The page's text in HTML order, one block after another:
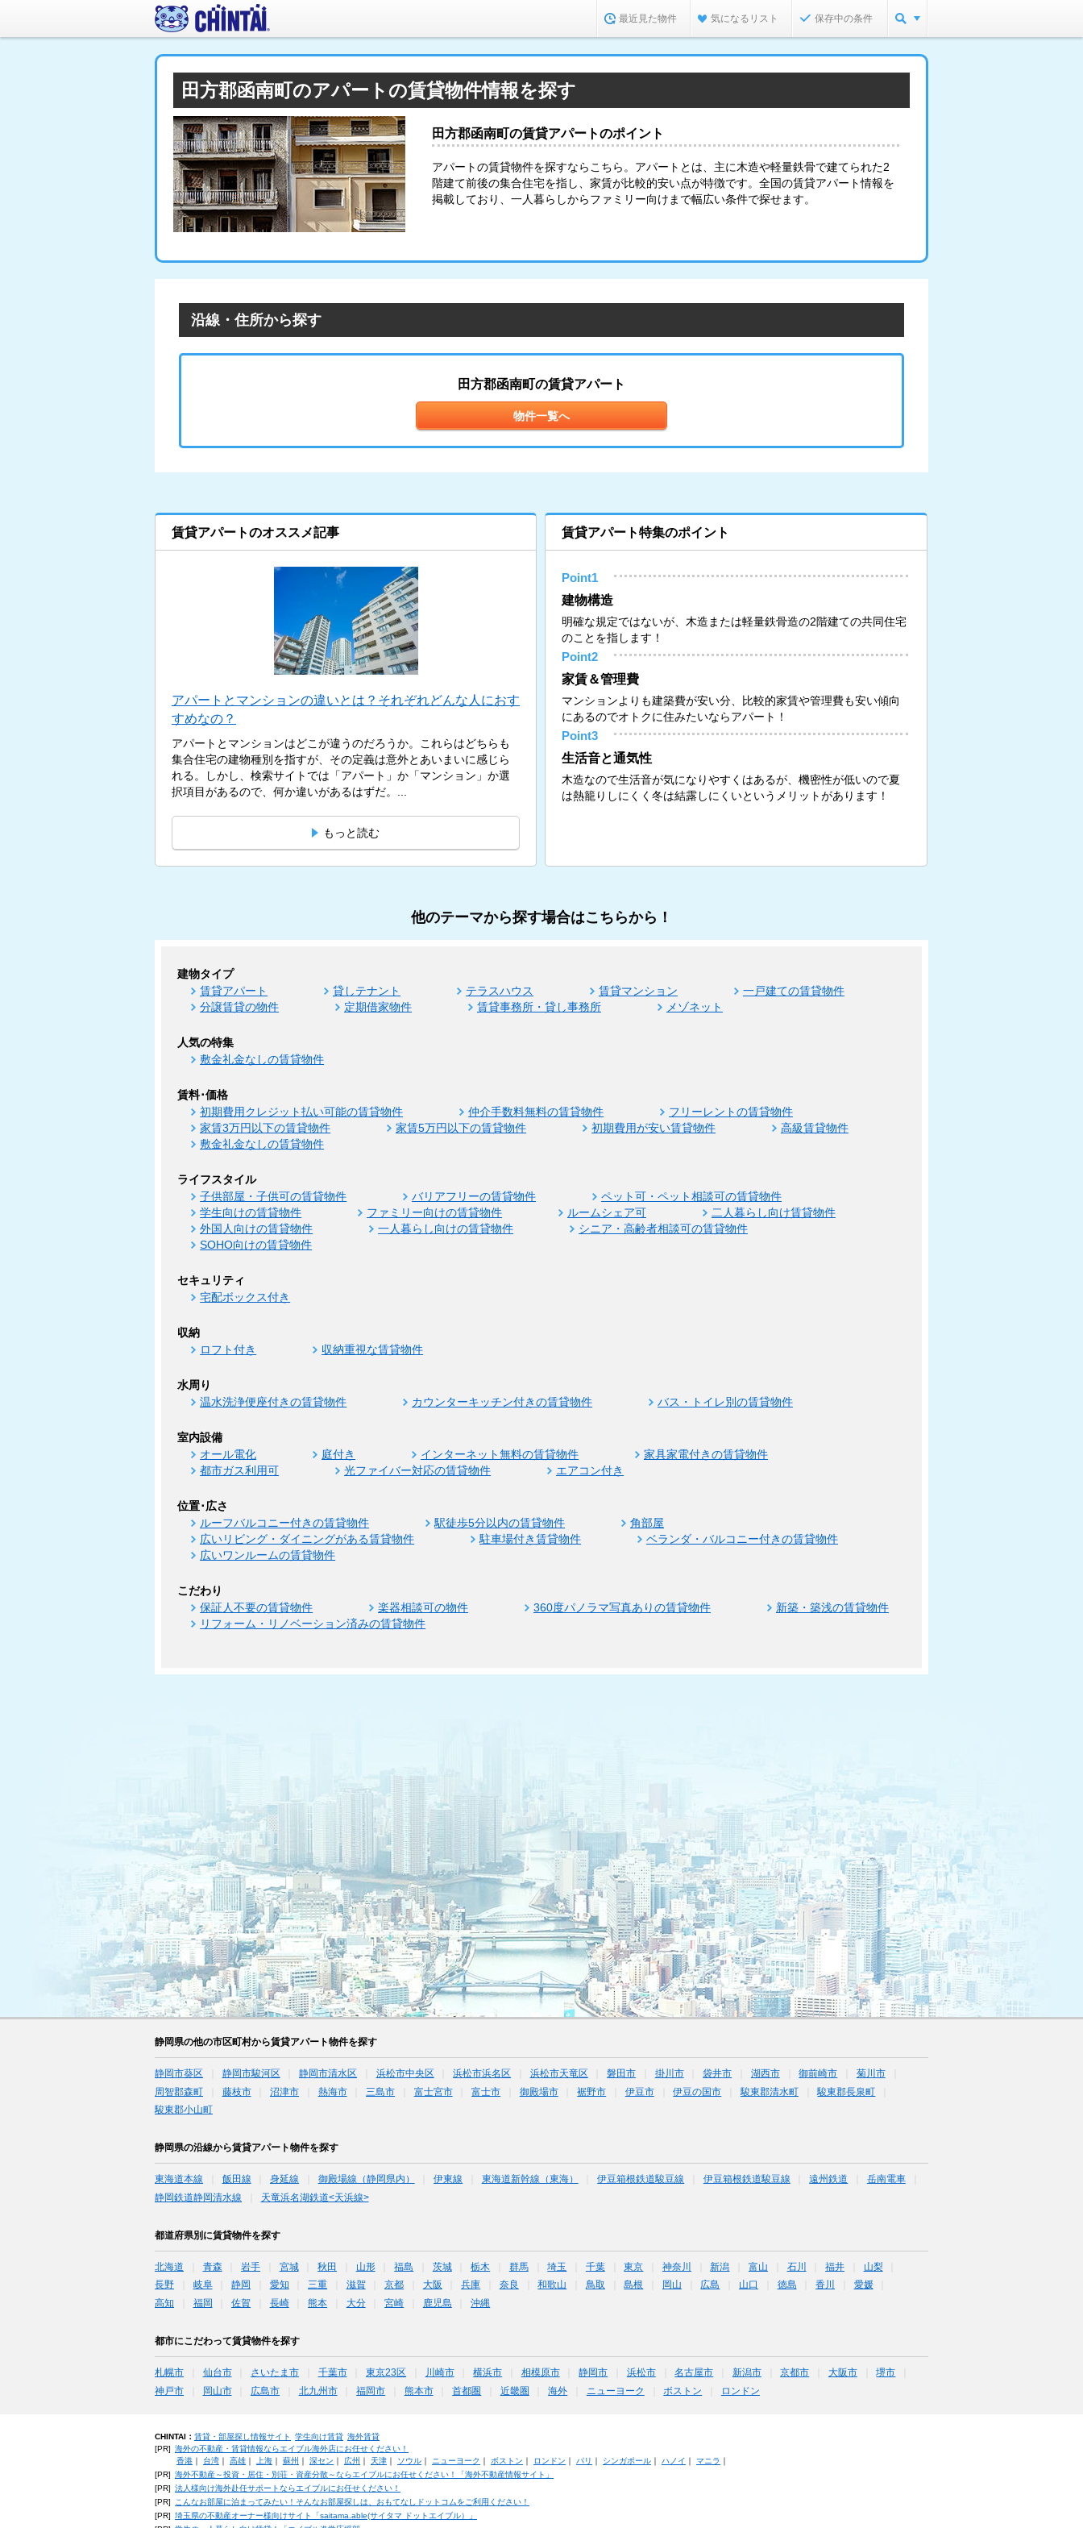
最近見た物件 気になるリスト 保存中の条件
田方郡函南町のアパートの賃貸物件情報を探す
田方郡函南町の賃貸アパートのポイント
アパートの賃貸物件を探すならこちら。アパートとは、主に木造や軽量鉄骨で建てられた2
階建て前後の集合住宅を指し、家賃が比較的安い点が特徴です。全国の賃貸アパート情報を
掲載しており、一人暮らしからファミリー向けまで幅広い条件で探せます。
沿線・住所から探す
田方郡函南町の賃貸アパート
物件一覧へ
賃貸アパートのオススメ記事
アパートとマンションの違いとは？それぞれどんな人におす
すめなの？
アパートとマンションはどこが違うのだろうか。これらはどちらも
集合住宅の建物種別を指すが、その定義は意外とあいまいに感じら
れる。しかし、検索サイトでは「アパート」か「マンション」か選
択項目があるので、何か違いがあるはずだ。...
もっと読む
賃貸アパート特集のポイント
Point1
建物構造
明確な規定ではないが、木造または軽量鉄骨造の2階建ての共同住宅
のことを指します！
Point2
家賃＆管理費
マンションよりも建築費が安い分、比較的家賃や管理費も安い傾向
にあるのでオトクに住みたいならアパート！
Point3
生活音と通気性
木造なので生活音が気になりやすくはあるが、機密性が低いので夏
は熱籠りしにくく冬は結露しにくいというメリットがあります！
他のテーマから探す場合はこちらから！
建物タイプ
賃貸アパート 貸しテナント テラスハウス 賃貸マンション
一戸建ての賃貸物件
分譲賃貸の物件
定期借家物件 賃貸事務所・貸し事務所 メゾネット
人気の特集
敷金礼金なしの賃貸物件
賃料･価格
初期費用クレジット払い可能の賃貸物件 仲介手数料無料の賃貸物件
フリーレントの賃貸物件
家賃3万円以下の賃貸物件
家賃5万円以下の賃貸物件 初期費用が安い賃貸物件
高級賃貸物件
敷金礼金なしの賃貸物件
ライフスタイル
子供部屋・子供可の賃貸物件 バリアフリーの賃貸物件
ペット可・ペット相談可の賃貸物件
学生向けの賃貸物件
ファミリー向けの賃貸物件 ルームシェア可
二人暮らし向け賃貸物件
外国人向けの賃貸物件
一人暮らし向けの賃貸物件
シニア・高齢者相談可の賃貸物件
SOHO向けの賃貸物件
セキュリティ
宅配ボックス付き
収納
ロフト付き 収納重視な賃貸物件
水周り
温水洗浄便座付きの賃貸物件 カウンターキッチン付きの賃貸物件 バス・トイレ別の賃貸物件
室内設備
オール電化 庭付き インターネット無料の賃貸物件
家具家電付きの賃貸物件
都市ガス利用可
光ファイバー対応の賃貸物件 エアコン付き
位置･広さ
ルーフバルコニー付きの賃貸物件 駅徒歩5分以内の賃貸物件
角部屋
広いリビング・ダイニングがある賃貸物件
駐車場付き賃貸物件
ベランダ・バルコニー付きの賃貸物件
広いワンルームの賃貸物件
こだわり
保証人不要の賃貸物件 楽器相談可の物件 360度パノラマ写真ありの賃貸物件
新築・築浅の賃貸物件
リフォーム・リノベーション済みの賃貸物件
静岡県の他の市区町村から賃貸アパート物件を探す
静岡市葵区 静岡市駿河区 静岡市清水区 浜松市中央区 浜松市浜名区 浜松市天竜区 磐田市 掛川市 袋井市 湖西市 御前崎市
菊川市
周智郡森町
藤枝市 沼津市 熱海市 三島市 富士宮市 富士市 御殿場市 裾野市 伊豆市 伊豆の国市 駿東郡清水町
駿東郡長泉町
駿東郡小山町
静岡県の沿線から賃貸アパート物件を探す
東海道本線 飯田線 身延線 御殿場線（静岡県内） 伊東線 東海道新幹線（東海） 伊豆箱根鉄道駿豆線 伊豆箱根鉄道駿豆線 遠州鉄道
岳南電車
静岡鉄道静岡清水線
天竜浜名湖鉄道<天浜線>
都道府県別に賃貸物件を探す
北海道 青森 岩手 宮城 秋田 山形 福島 茨城 栃木 群馬 埼玉 千葉 東京 神奈川 新潟 富山 石川 福井
山梨
長野
岐阜 静岡 愛知 三重 滋賀 京都 大阪 兵庫 奈良 和歌山 鳥取 島根 岡山 広島 山口 徳島 香川
愛媛
高知
福岡 佐賀 長崎 熊本 大分 宮崎 鹿児島 沖縄
都市にこだわって賃貸物件を探す
札幌市 仙台市 さいたま市 千葉市 東京23区 川崎市 横浜市 相模原市 静岡市 浜松市 名古屋市 新潟市 京都市 大阪市
堺市
神戸市
岡山市 広島市 北九州市 福岡市 熊本市 首都圏 近畿圏 海外 ニューヨーク ボストン ロンドン
CHINTAI： 賃貸・部屋探し情報サイト 学生向け賃貸 海外賃貸
[PR] 海外の不動産・賃貸情報ならエイブル海外店にお任せください！
香港｜ 台湾｜ 高雄｜ 上海｜ 蘇州 ｜ 深セン ｜ 広州 ｜ 天津｜ ソウル｜ ニューヨーク ｜ ボストン ｜ ロンドン ｜ パリ ｜ シンガポール｜ ハノイ ｜ マニラ ｜
[PR] 海外不動産～投資・居住・別荘・資産分散～ならエイブルにお任せください！「海外不動産情報サイト」
[PR] 法人様向け海外赴任サポートならエイブルにお任せください！
[PR]
こんなお部屋に泊まってみたい！そんなお部屋探しは、おもてなしドットコムをご利用ください！
[PR] 埼玉県の不動産オーナー様向けサイト「saitama.able(サイタマ ドットエイブル）」